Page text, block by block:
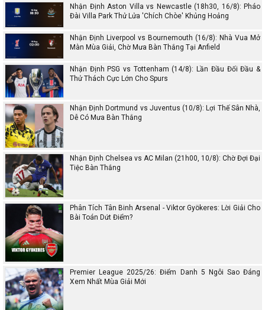
Nhận Định Aston Villa vs Newcastle (18h30, 16/8): Pháo
Đài Villa Park Thử Lửa 'Chích Chòe' Khủng Hoảng
Nhận Định Liverpool vs Bournemouth (16/8): Nhà Vua Mở
Màn Mùa Giải, Chờ Mưa Bàn Thắng Tại Anfield
Nhận Định PSG vs Tottenham (14/8): Lần Đầu Đối Đầu &
Thử Thách Cực Lớn Cho Spurs
Nhận Định Dortmund vs Juventus (10/8): Lợi Thế Sân Nhà,
Dễ Có Mưa Bàn Thắng
Nhận Định Chelsea vs AC Milan (21h00, 10/8): Chờ Đợi Đại
Tiệc Bàn Thắng
Phân Tích Tân Binh Arsenal - Viktor Gyökeres: Lời Giải Cho
Bài Toán Dứt Điểm?
Premier League 2025/26: Điểm Danh 5 Ngôi Sao Đáng
Xem Nhất Mùa Giải Mới